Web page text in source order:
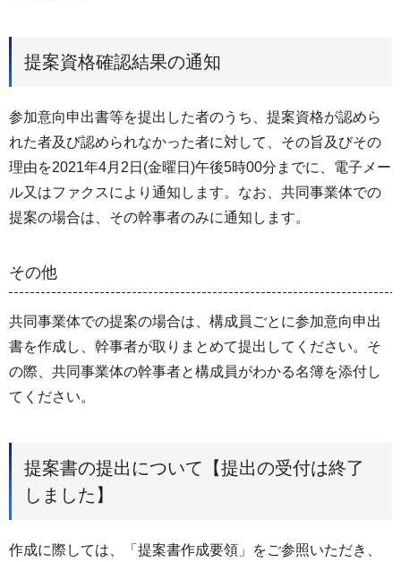
提案資格確認結果の通知
参加意向申出書等を提出した者のうち、提案資格が認めら
れた者及び認められなかった者に対して、その旨及びその
理由を2021年4月2日(金曜日)午後5時00分までに、電子メー
ル又はファクスにより通知します。なお、共同事業体での
提案の場合は、その幹事者のみに通知します。
その他
共同事業体での提案の場合は、構成員ごとに参加意向申出
書を作成し、幹事者が取りまとめて提出してください。そ
の際、共同事業体の幹事者と構成員がわかる名簿を添付し
てください。
提案書の提出について【提出の受付は終了
しました】
作成に際しては、「提案書作成要領」をご参照いただき、